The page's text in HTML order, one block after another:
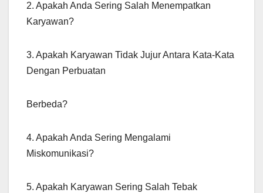
2. Apakah Anda Sering Salah Menempatkan
Karyawan?
3. Apakah Karyawan Tidak Jujur Antara Kata-Kata
Dengan Perbuatan
Berbeda?
4. Apakah Anda Sering Mengalami
Miskomunikasi?
5. Apakah Karyawan Sering Salah Tebak